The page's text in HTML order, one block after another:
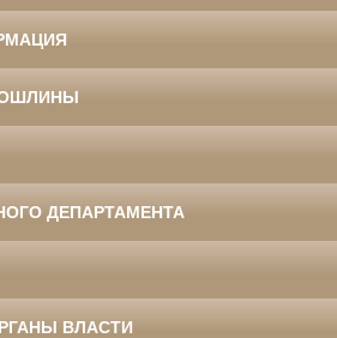
ДЕПАРТАМЕНТА
ВЛАСТИ